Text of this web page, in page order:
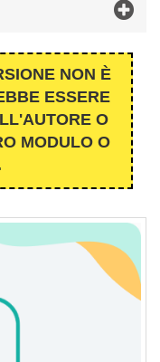
NON È
ESSERE
O
MODULO O